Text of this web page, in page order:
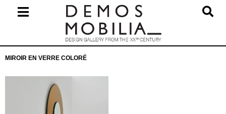
Navigation
MIROIR EN VERRE COLORÉ